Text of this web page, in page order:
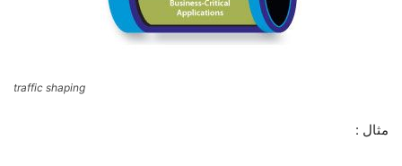
traffic shaping
مثال :